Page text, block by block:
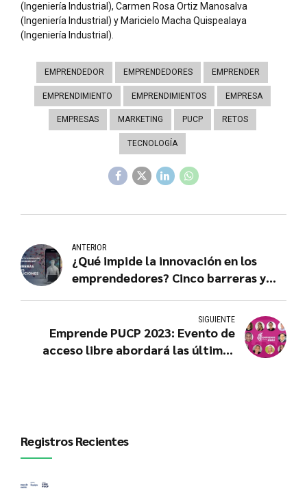
(Ingeniería Industrial), Carmen Rosa Ortiz Manosalva
(Ingeniería Industrial) y Maricielo Macha Quispealaya
(Ingeniería Industrial).
EMPRENDEDOR EMPRENDEDORES EMPRENDER
EMPRENDIMIENTO EMPRENDIMIENTOS EMPRESA
EMPRESAS MARKETING PUCP RETOS
TECNOLOGÍA
ANTERIOR
¿Qué impide la innovación en los
emprendedores? Cinco barreras y
SIGUIENTE
Emprende PUCP 2023: Evento de
acceso libre abordará las últimas
Registros Recientes